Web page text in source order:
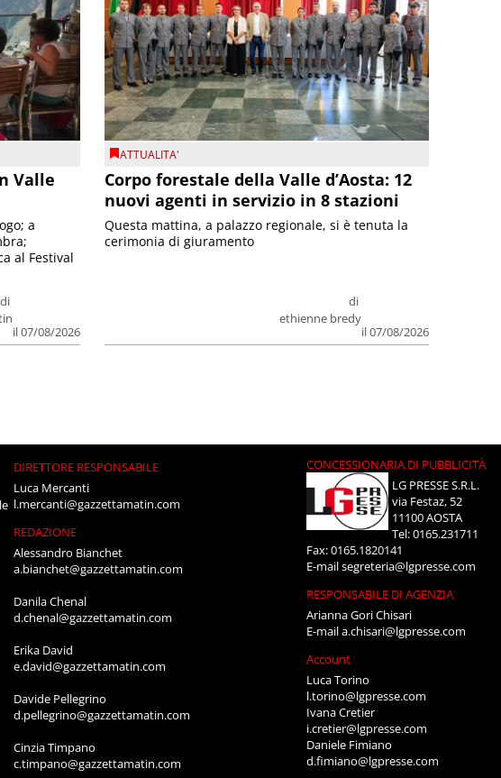
Valle
di
il 07/08/2026
a
al Festival
ATTUALITA'
Corpo forestale della Valle d’Aosta: 12
nuovi agenti in servizio in 8 stazioni
di
ethienne bredy
il 07/08/2026
Questa mattina, a palazzo regionale, si è tenuta la
cerimonia di giuramento
DIRETTORE RESPONSABILE
Luca Mercanti
l.mercanti@gazzettamatin.com
REDAZIONE
Alessandro Bianchet
a.bianchet@gazzettamatin.com
Danila Chenal
d.chenal@gazzettamatin.com
Erika David
e.david@gazzettamatin.com
Davide Pellegrino
d.pellegrino@gazzettamatin.com
Cinzia Timpano
c.timpano@gazzettamatin.com
CONCESSIONARIA DI PUBBLICITÀ
LG PRESSE S.R.L.
via Festaz, 52
11100 AOSTA
Tel: 0165.231711
Fax: 0165.1820141
E-mailsegreteria@lgpresse.com
RESPONSABILE DI AGENZIA
Arianna Gori Chisari
E-maila.chisari@lgpresse.com
Account
Luca Torino
l.torino@lgpresse.com
Ivana Cretier
i.cretier@lgpresse.com
Daniele Fimiano
d.fimiano@lgpresse.com